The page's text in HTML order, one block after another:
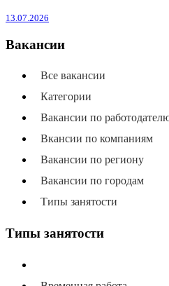
13.07.2026
Вакансии
Все вакансии
Категории
Вакансии по
Вкансии по компаниям
Вакансии по региону
Вакансии по городам
Типы занятости
Типы занятости